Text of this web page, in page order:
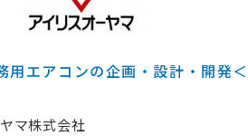
用エアコンの企画・設計・開発＜
マ株式会社